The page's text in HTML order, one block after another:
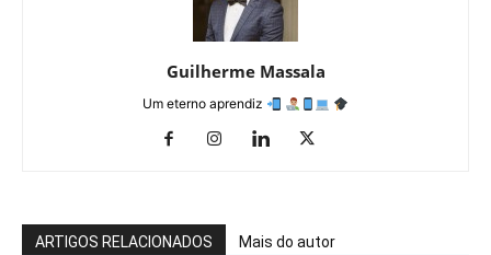
Guilherme Massala
Um eterno aprendiz
ARTIGOS RELACIONADOS Mais do autor